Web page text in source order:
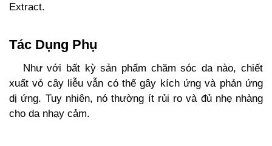
Extract.
Tác Dụng Phụ
Như với bất kỳ sản phẩm chăm sóc da nào, chiết
xuất vỏ cây liễu vẫn có thể gây kích ứng và phản ứng
dị ứng. Tuy nhiên, nó thường ít rủi ro và đủ nhẹ nhàng
cho da nhạy cảm.